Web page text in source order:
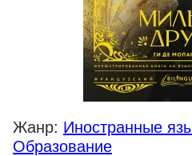
Жанр: Иностранные
Образование